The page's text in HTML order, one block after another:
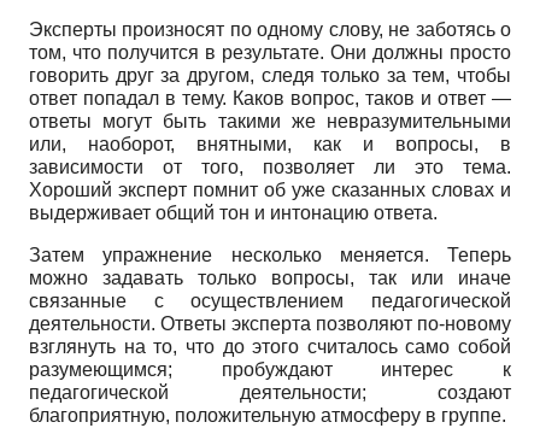
Эксперты произносят по одному слову, не заботясь о
том, что получится в результате. Они должны просто
говорить друг за другом, следя только за тем, чтобы
ответ попадал в тему. Каков вопрос, таков и ответ —
ответы могут быть такими же невразумительными
или, наоборот, внятными, как и вопросы, в
зависимости от того, позволяет ли это тема.
Хороший эксперт помнит об уже сказанных словах и
выдерживает общий тон и интонацию ответа.
Затем упражнение несколько меняется. Теперь
можно задавать только вопросы, так или иначе
связанные с осуществлением педагогической
деятельности. Ответы эксперта позволяют по-новому
взглянуть на то, что до этого считалось само собой
разумеющимся; пробуждают интерес к
педагогической деятельности; создают
благоприятную, положительную атмосферу в группе.